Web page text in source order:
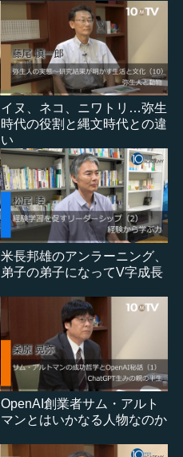
イヌ、ネコ、ニワトリ…弥生
時代の役割と縄文時代との違
い
米長邦雄のアンラーニング、
弟子の弟子になってV字成長
OpenAI創業者サム・アルト
マンとはいかなる人物なのか